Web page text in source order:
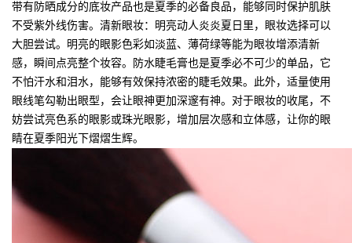
带有防晒成分的底妆产品也是夏季的必备良品，能够同时保护肌肤
不受紫外线伤害。清新眼妆：明亮动人炎炎夏日里，眼妆选择可以
大胆尝试。明亮的眼影色彩如淡蓝、薄荷绿等能为眼妆增添清新
感，瞬间点亮整个妆容。防水睫毛膏也是夏季必不可少的单品，它
不怕汗水和泪水，能够有效保持浓密的睫毛效果。此外，适量使用
眼线笔勾勒出眼型，会让眼神更加深邃有神。对于眼妆的收尾，不
妨尝试亮色系的眼影或珠光眼影，增加层次感和立体感，让你的眼
睛在夏季阳光下熠熠生辉。